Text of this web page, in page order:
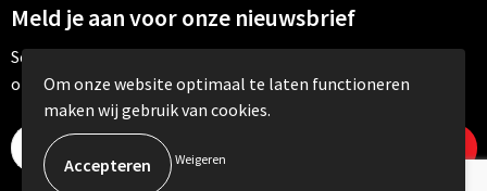
Meld je aan voor onze nieuwsbrief
Schrijf je in voor onze nieuwsbrief en mis nooit meer één van
onze leuke aanbiedingen of updates.
Om onze website optimaal te laten functioneren
maken wij gebruik van cookies.
Weigeren